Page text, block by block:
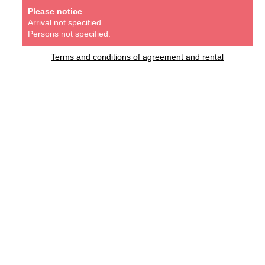
Please notice
Arrival not specified.
Persons not specified.
Terms and conditions of agreement and rental